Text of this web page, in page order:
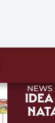
NEWS